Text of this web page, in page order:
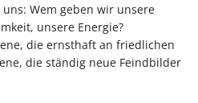
Wem geben wir unsere
unsere Energie?
die ernsthaft an friedlichen
die ständig neue Feindbilder